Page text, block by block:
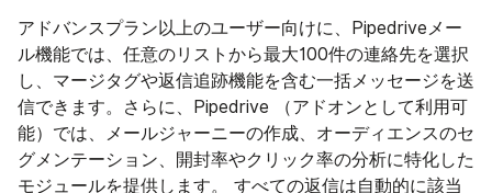
アドバンスプラン以上のユーザー向けに、Pipedriveメー
ル機能では、任意のリストから最大100件の連絡先を選択
し、マージタグや返信追跡機能を含む一括メッセージを送
信できます。さらに、Pipedrive （アドオンとして利用可
能）では、メールジャーニーの作成、オーディエンスのセ
グメンテーション、開封率やクリック率の分析に特化した
モジュールを提供します。 すべての返信は自動的に該当